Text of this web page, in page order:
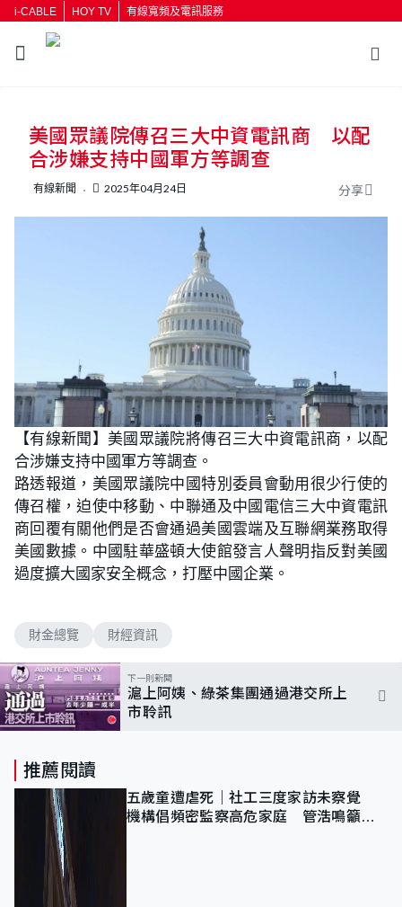
i-CABLE HOY TV 有線寬頻及電訊服務
美國眾議院傳召三大中資電訊商 以配
合涉嫌支持中國軍方等調查
有線新聞 2025年04月24日 分享
【有線新聞】美國眾議院將傳召三大中資電訊商，以配
合涉嫌支持中國軍方等調查。
路透報道，美國眾議院中國特別委員會動用很少行使的
傳召權，迫使中移動、中聯通及中國電信三大中資電訊
商回覆有關他們是否會通過美國雲端及互聯網業務取得
美國數據。中國駐華盛頓大使館發言人聲明指反對美國
過度擴大國家安全概念，打壓中國企業。
財金總覽 財經資訊
下一則新聞
滬上阿姨、綠茶集團通過港交所上
市聆訊
推薦閱讀
五歲童遭虐死｜社工三度家訪未察覺
機構倡頻密監察高危家庭 管浩鳴籲加